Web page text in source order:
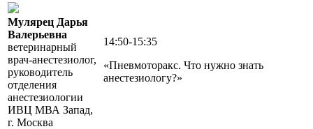
Мулярец Дарья
Валерьевна
ветеринарный
врач-анестезиолог,
руководитель
отделения
анестезиологии
ИВЦ МВА Запад,
г. Москва
14:50-15:35
«Пневмоторакс. Что нужно знать
анестезиологу?»